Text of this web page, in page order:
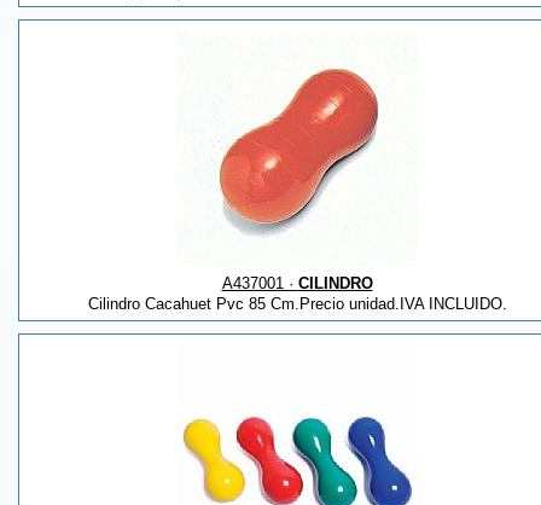
A437001 · CILINDRO
Cilindro Cacahuet Pvc 85 Cm.Precio unidad.IVA INCLUIDO.